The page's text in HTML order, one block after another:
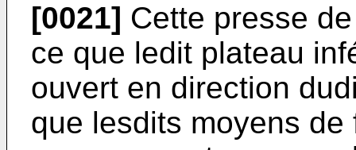
[0021] Cette presse
ce que ledit plateau
ouvert en direction
que lesdits moyens